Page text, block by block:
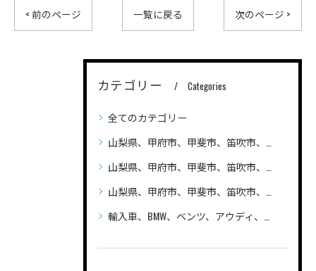
< 前のページ 一覧に戻る 次のページ >
カテゴリー Categories
全てのカテゴリー
山梨県、甲府市、甲斐市、笛吹市、昭和町、
山梨県、甲府市、甲斐市、笛吹市、昭和町、自動車（普通車、軽自動車、ハイブリッド車）の車検、整備、修理なら笛吹市のLandAuto（ランドオート）へご相談ください 安い
山梨県、甲府市、甲斐市、笛吹市、昭和町、輸入車の車検、整備、修理なら笛吹市のLandAuto（ランドオート）へご相談ください
輸入車、BMW、ベンツ、アウディ、ジープ、プジョー、フォルクスワーゲン、ポルシェ、自動車の車検、整備、修理ならLandAutoへご相談ください